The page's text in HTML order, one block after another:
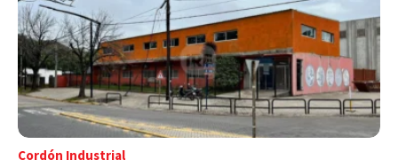
Cordón Industrial